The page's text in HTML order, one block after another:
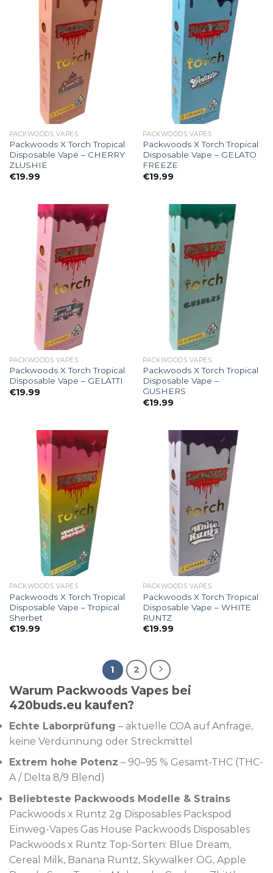
PACKWOODS VAPES
Packwoods X Torch Tropical
Disposable Vape – CHERRY
ZLUSHIE
€19.99
PACKWOODS VAPES
Packwoods X Torch Tropical
Disposable Vape – GELATO
FREEZE
€19.99
PACKWOODS VAPES
Packwoods X Torch Tropical
Disposable Vape – GELATTI
€19.99
PACKWOODS VAPES
Packwoods X Torch Tropical
Disposable Vape –
GUSHERS
€19.99
PACKWOODS VAPES
Packwoods X Torch Tropical
Disposable Vape – Tropical
Sherbet
€19.99
PACKWOODS VAPES
Packwoods X Torch Tropical
Disposable Vape – WHITE
RUNTZ
€19.99
1 2
Warum Packwoods Vapes bei
420buds.eu kaufen?
Echte Laborprüfung – aktuelle COA auf Anfrage,
keine Verdünnung oder Streckmittel
Extrem hohe Potenz – 90–95 % Gesamt-THC (THC-
A / Delta 8/9 Blend)
Beliebteste Packwoods Modelle & Strains
Packwoods x Runtz 2g Disposables Packspod
Einweg-Vapes Gas House Packwoods Disposables
Packwoods x Runtz Top-Sorten: Blue Dream,
Cereal Milk, Banana Runtz, Skywalker OG, Apple